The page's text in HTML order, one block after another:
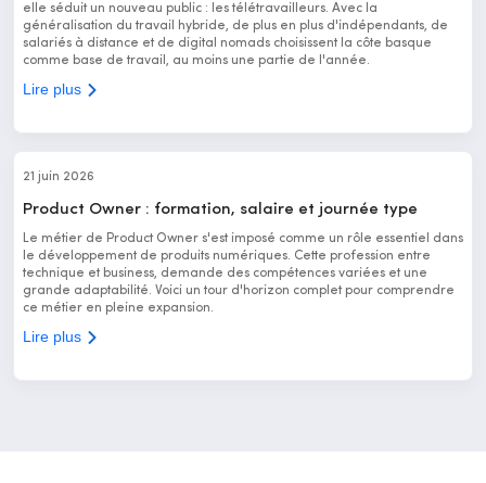
elle séduit un nouveau public : les télétravailleurs. Avec la
généralisation du travail hybride, de plus en plus d'indépendants, de
salariés à distance et de digital nomads choisissent la côte basque
comme base de travail, au moins une partie de l'année.
Lire plus
21 juin 2026
Product Owner : formation, salaire et journée type
Le métier de Product Owner s'est imposé comme un rôle essentiel dans
le développement de produits numériques. Cette profession entre
technique et business, demande des compétences variées et une
grande adaptabilité. Voici un tour d'horizon complet pour comprendre
ce métier en pleine expansion.
Lire plus